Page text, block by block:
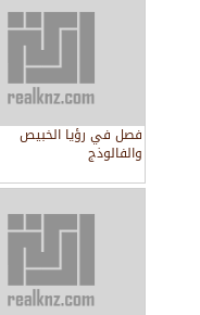
فصل في رؤيا الخبيص
والفالوذج